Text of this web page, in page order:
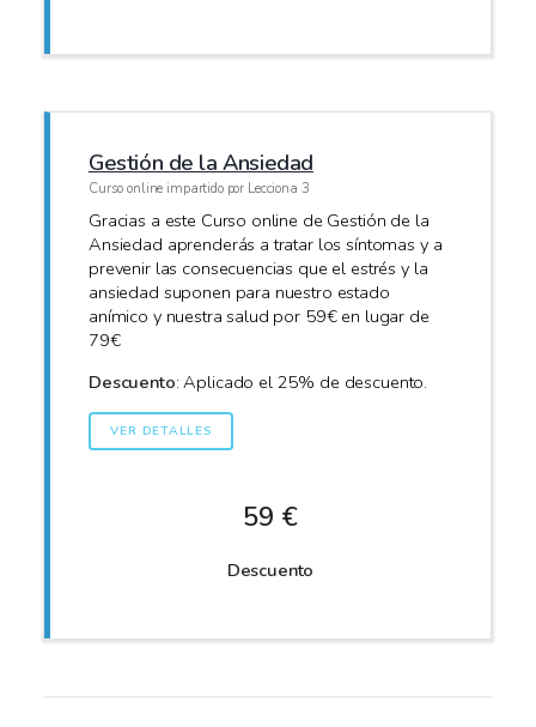
Gestión de la Ansiedad
Curso online impartido por Lecciona 3
Gracias a este Curso online de Gestión de la
Ansiedad aprenderás a tratar los síntomas y a
prevenir las consecuencias que el estrés y la
ansiedad suponen para nuestro estado
anímico y nuestra salud por 59€ en lugar de
79€
Descuento: Aplicado el 25% de descuento.
VER DETALLES
59 €
Descuento